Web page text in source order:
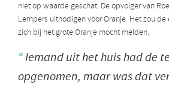
niet op waarde geschat. De opvolger van
Lempers uitnodigen voor Oranje. Het zou
zich bij het grote Oranje mocht melden.
Iemand uit het huis had de
opgenomen, maar was dat